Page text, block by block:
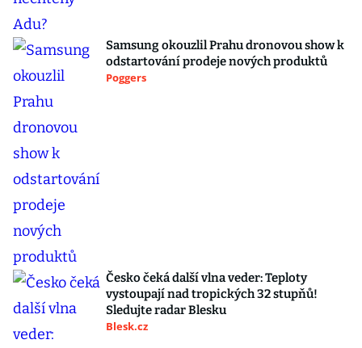
Samsung okouzlil Prahu dronovou show k
odstartování prodeje nových produktů
Poggers
Česko čeká další vlna veder: Teploty
vystoupají nad tropických 32 stupňů!
Sledujte radar Blesku
Blesk.cz